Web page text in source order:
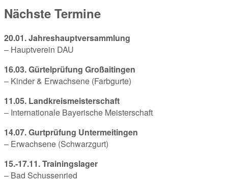
Nächste Termine
20.01. Jahreshauptversammlung
– Hauptverein DAU
16.03. Gürtelprüfung Großaitingen
– Kinder & Erwachsene (Farbgurte)
11.05. Landkreismeisterschaft
– Internationale Bayerische Meisterschaft
14.07. Gurtprüfung Untermeitingen
– Erwachsene (Schwarzgurt)
15.-17.11. Trainingslager
– Bad Schussenried